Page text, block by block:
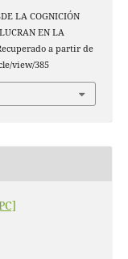
LA COGNICIÓN
EN LA
a partir de
view/385